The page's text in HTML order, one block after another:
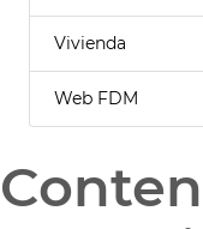
Vivienda
Web FDM